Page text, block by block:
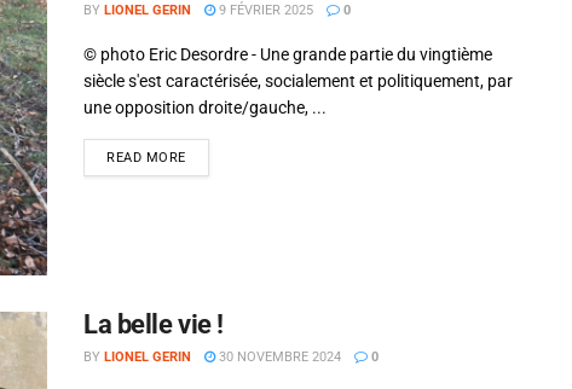
BY LIONEL GERIN 9 FÉVRIER 2025 0
© photo Eric Desordre - Une grande partie du vingtième
siècle s'est caractérisée, socialement et politiquement, par
une opposition droite/gauche, ...
READ MORE
La belle vie !
BY LIONEL GERIN 30 NOVEMBRE 2024 0